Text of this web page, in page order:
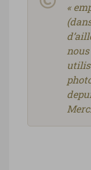
«